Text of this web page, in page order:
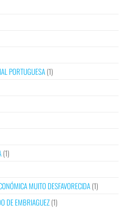
PORTUGUESA(1)
(1)
MUITO DESFAVORECIDA(1)
DE EMBRIAGUEZ(1)